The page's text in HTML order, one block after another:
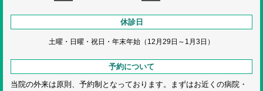
休診日
土曜・日曜・祝日・ 年末年始（12月29日～1月3日）
予約について
当院の外来は原則、予約制となっております。まずはお近くの病院・